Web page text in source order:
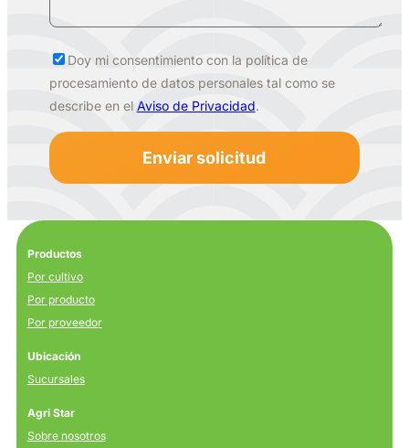
Doy mi consentimiento con la política de
procesamiento de datos personales tal como se
describe en el Aviso de Privacidad.
Productos
Por cultivo
Por producto
Por proveedor
Ubicación
Sucursales
Agri Star
Sobre nosotros